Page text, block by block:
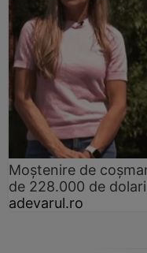
Moștenire de
de 228.000 de
adevarul.ro